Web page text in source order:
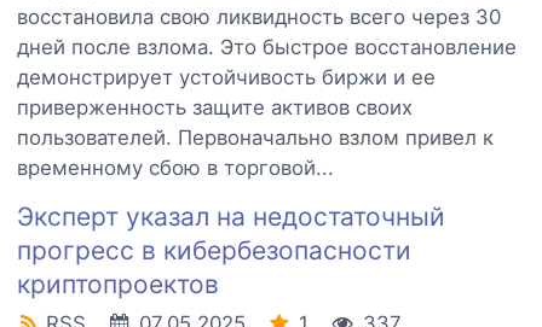
восстановила свою ликвидность всего через 30
дней после взлома. Это быстрое восстановление
демонстрирует устойчивость биржи и ее
приверженность защите активов своих
пользователей. Первоначально взлом привел к
временному сбою в торговой...
Эксперт указал на недостаточный
прогресс в кибербезопасности
криптопроектов